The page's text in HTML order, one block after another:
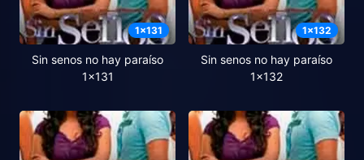
1x131
Sin senos no hay paraíso
1x131
1x132
Sin senos no hay paraíso
1x132